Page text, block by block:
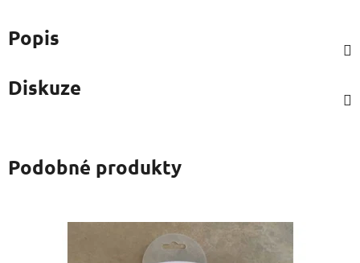
Popis
Diskuze
Podobné produkty